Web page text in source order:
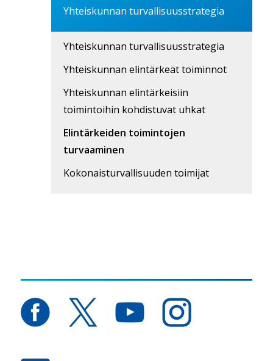
Yhteiskunnan turvallisuusstrategia
Yhteiskunnan turvallisuusstrategia
Yhteiskunnan elintärkeät toiminnot
Yhteiskunnan elintärkeisiin
toimintoihin kohdistuvat uhkat
Elintärkeiden toimintojen
turvaaminen
Kokonaisturvallisuuden toimijat